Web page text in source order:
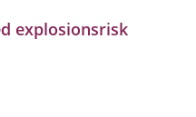
explosionsrisk